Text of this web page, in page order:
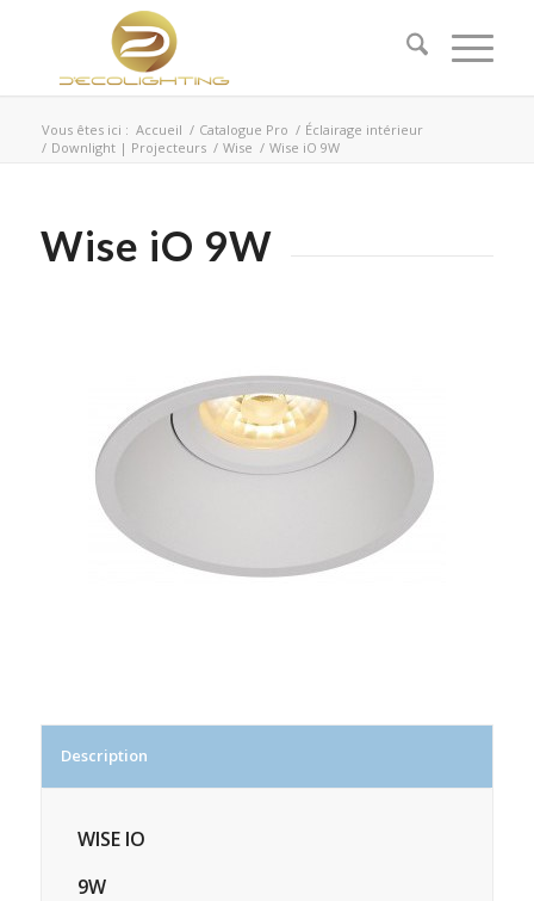
Vous êtes ici : Accueil / Catalogue Pro / Éclairage intérieur
/ Downlight | Projecteurs / Wise / Wise iO 9W
Wise iO 9W
Description
WISE IO
9W